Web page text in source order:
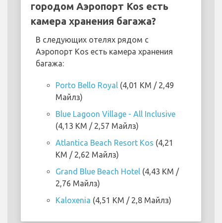
городом Аэропорт Kos есть
камера хранения багажа?
В следующих отелях рядом с
Аэропорт Kos есть камера хранения
багажа:
Porto Bello Royal (4,01 KM / 2,49
Майлз)
Blue Lagoon Village - All Inclusive
(4,13 KM / 2,57 Майлз)
Atlantica Beach Resort Kos (4,21
KM / 2,62 Майлз)
Grand Blue Beach Hotel (4,43 KM /
2,76 Майлз)
Kaloxenia (4,51 KM / 2,8 Майлз)